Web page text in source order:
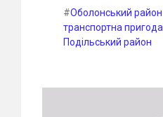
#Оболонський район
транспортна пригода
Подільський район